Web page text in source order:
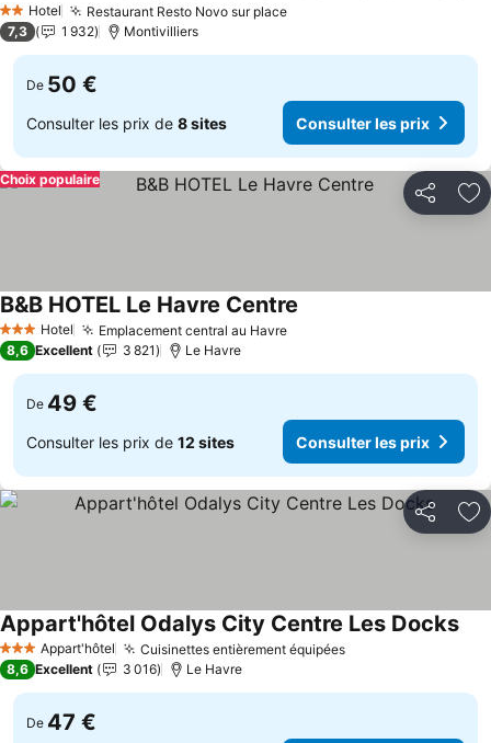
2 Étoiles
Hotel Restaurant Resto Novo sur place
7,3 1 932 Montivilliers
De 50 €
Consulter les prix de 8 sites Consulter les prix
Partager
Choix populaire
3 ÉtoilesHotel Emplacement central au Havre
B&B HOTEL Le Havre Centre
8,6 Excellent 3 821 Le Havre
De 49 €
Consulter les prix de 12 sites Consulter les prix
Partager
3 ÉtoilesAppart'hôtel Cuisinettes entièrement équipées
Appart'hôtel Odalys City Centre Les Docks
8,6 Excellent 3 016 Le Havre
De 47 €